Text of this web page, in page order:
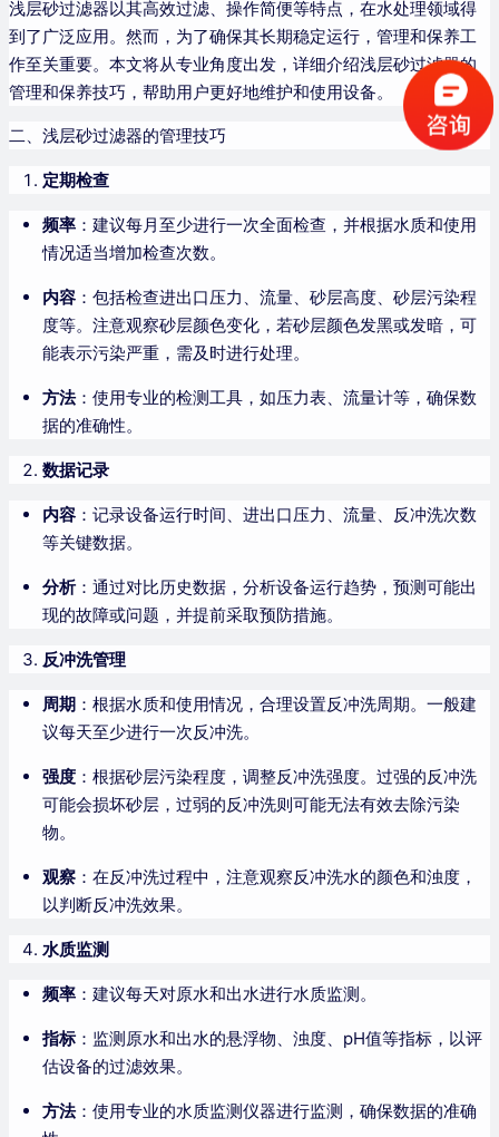
浅层砂过滤器以其高效过滤、操作简便等特点，在水处理领域得
到了广泛应用。然而，为了确保其长期稳定运行，管理和保养工
作至关重要。本文将从专业角度出发，详细介绍浅层砂过滤器的
管理和保养技巧，帮助用户更好地维护和使用设备。
二、浅层砂过滤器的管理技巧
定期检查
频率 ：建议每月至少进行一次全面检查，并根据水质和使用
情况适当增加检查次数。
内容 ：包括检查进出口压力、流量、砂层高度、砂层污染程
度等。注意观察砂层颜色变化，若砂层颜色发黑或发暗，可
能表示污染严重，需及时进行处理。
方法：使用专业的检测工具，如压力表、流量计等，确保数
据的准确性。
数据记录
内容 ：记录设备运行时间、进出口压力、流量、反冲洗次数
等关键数据。
分析：通过对比历史数据，分析设备运行趋势，预测可能出
现的故障或问题，并提前采取预防措施。
反冲洗管理
周期 ：根据水质和使用情况，合理设置反冲洗周期。一般建
议每天至少进行一次反冲洗。
强度 ：根据砂层污染程度，调整反冲洗强度。过强的反冲洗
可能会损坏砂层，过弱的反冲洗则可能无法有效去除污染
物。
观察 ：在反冲洗过程中，注意观察反冲洗水的颜色和浊度，
以判断反冲洗效果。
水质监测
频率 ：建议每天对原水和出水进行水质监测。
指标：监测原水和出水的悬浮物、浊度、pH值等指标，以评
估设备的过滤效果。
方法：使用专业的水质监测仪器进行监测，确保数据的准确